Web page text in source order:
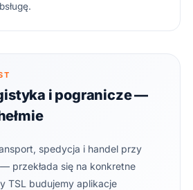
i pogranicze —
spedycja i handel przy
przekłada się na konkretne
TSL budujemy aplikacje